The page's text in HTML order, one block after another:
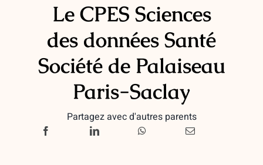
Le CPES Sciences
des données Santé
Société de Palaiseau
Paris-Saclay
Partagez avec d'autres parents